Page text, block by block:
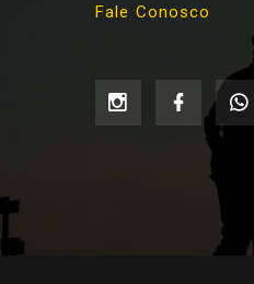
Fale Conosco